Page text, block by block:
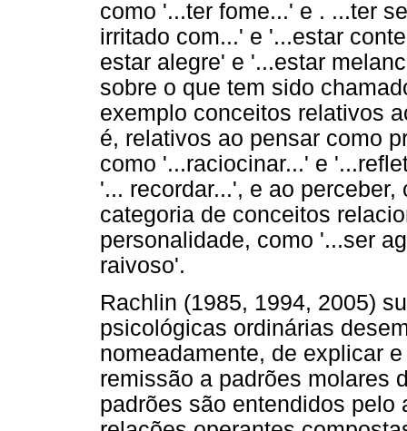
como '...ter fome...' e . ...ter
irritado com...' e '...estar
estar alegre' e '...estar
sobre o que tem sido
exemplo conceitos relativos
é, relativos ao pensar como
como '...raciocinar...' e
'... recordar...', e ao
categoria de conceitos
personalidade, como '...ser
raivoso'.
Rachlin (1985, 1994, 2005)
psicológicas ordinárias
nomeadamente, de explicar
remissão a padrões molares
padrões são entendidos pelo